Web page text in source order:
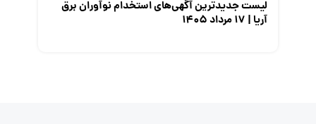
لیست جدیدترین آگهی‌های استخدام نوآوران برق
آریا | ۱۷ مرداد ۱۴۰۵